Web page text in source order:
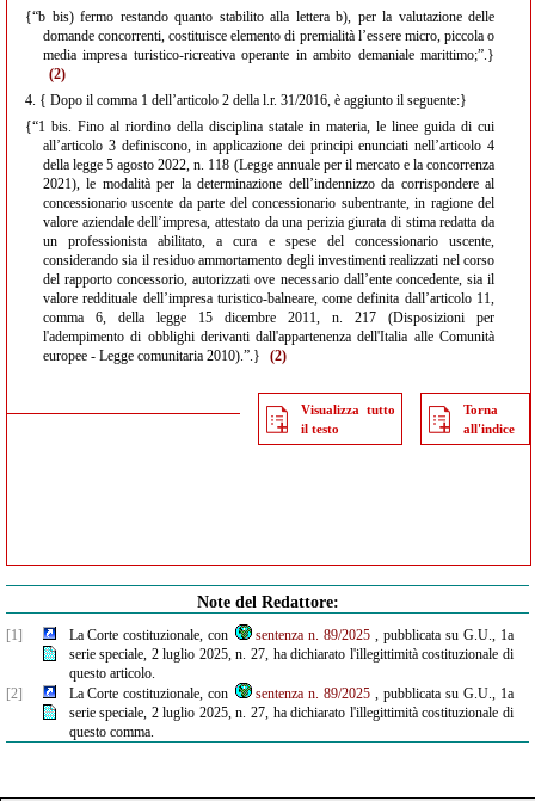
{“b bis) fermo restando quanto stabilito alla lettera b), per la valutazione delle
domande concorrenti, costituisce elemento di premialità l’essere micro, piccola o
media impresa turistico-ricreativa operante in ambito demaniale marittimo;”.}
(2)
4. { Dopo il comma 1 dell’articolo 2 della l.r. 31/2016, è aggiunto il seguente:}
{“1 bis. Fino al riordino della disciplina statale in materia, le linee guida di cui
all’articolo 3 definiscono, in applicazione dei principi enunciati nell’articolo 4
della legge 5 agosto 2022, n. 118 (Legge annuale per il mercato e la concorrenza
2021), le modalità per la determinazione dell’indennizzo da corrispondere al
concessionario uscente da parte del concessionario subentrante, in ragione del
valore aziendale dell’impresa, attestato da una perizia giurata di stima redatta da
un professionista abilitato, a cura e spese del concessionario uscente,
considerando sia il residuo ammortamento degli investimenti realizzati nel corso
del rapporto concessorio, autorizzati ove necessario dall’ente concedente, sia il
valore reddituale dell’impresa turistico-balneare, come definita dall’articolo 11,
comma 6, della legge 15 dicembre 2011, n. 217 (Disposizioni per
l'adempimento di obblighi derivanti dall'appartenenza dell'Italia alle Comunità
europee - Legge comunitaria 2010).”.}
(2)
Visualizza tutto
il testo
Torna
all'indice
Note del Redattore:
[1] La Corte costituzionale, con sentenza n. 89/2025 , pubblicata su G.U., 1a
serie speciale, 2 luglio 2025, n. 27, ha dichiarato l'illegittimità costituzionale di
questo articolo.
[2]
La Corte costituzionale, con sentenza n. 89/2025 , pubblicata su G.U., 1a
serie speciale, 2 luglio 2025, n. 27, ha dichiarato l'illegittimità costituzionale di
questo comma.